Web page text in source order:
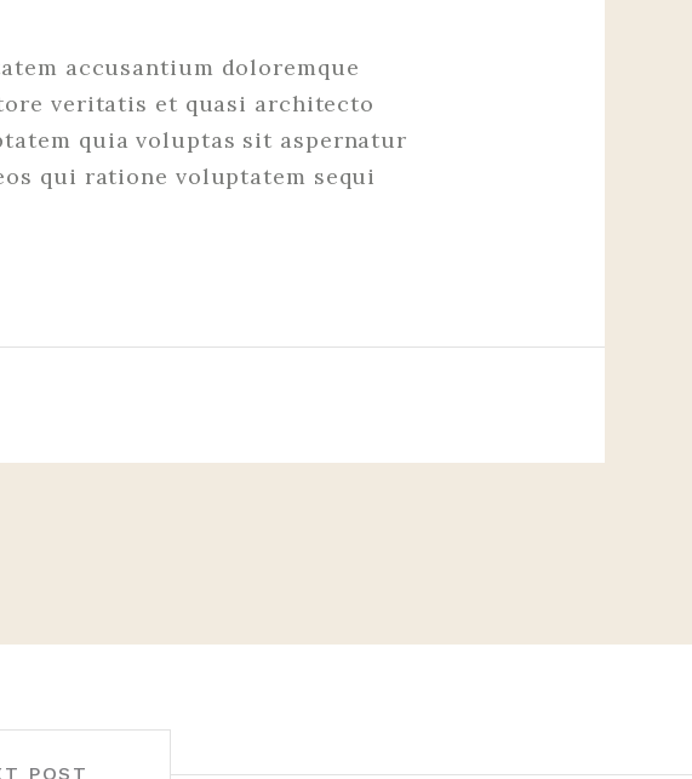
accusantium doloremque
veritatis et quasi architecto
quia voluptas sit aspernatur
qui ratione voluptatem sequi
POST